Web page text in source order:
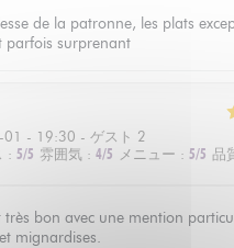
de la patronne, les plats
parfois surprenant
- 19:30 - ゲスト 2
: 5/5 雰囲気 : 4/5 メニュー : 5/5 品
très bon avec une mention
mignardises.